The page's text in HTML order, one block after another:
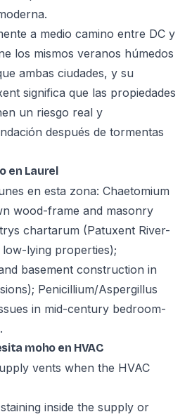
a medio camino entre DC y
los mismos veranos húmedos
ambas ciudades, y su
significa que las propiedades
un riesgo real y
después de tormentas
en Laurel
en esta zona: Chaetomium
wood-frame and masonry
chartarum (Patuxent River-
lying properties);
basement construction in
Penicillium/Aspergillus
in mid-century bedroom-
moho en HVAC
vents when the HVAC
inside the supply or